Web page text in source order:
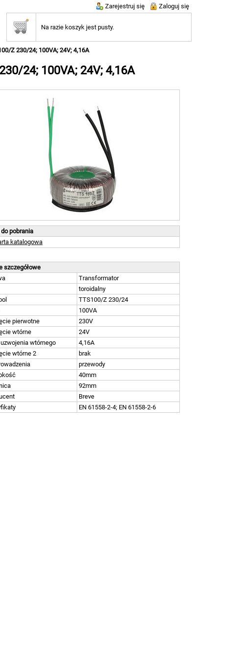
Zarejestruj się Zaloguj się
Na razie koszyk jest pusty.
Z 230/24; 100VA; 24V; 4,16A
24; 100VA; 24V; 4,16A
pobrania
katalogowa
szczegółowe
Transformator
toroidalny
TTS100/Z 230/24
100VA
pierwotne
230V
wtórne
24V
uzwojenia wtórnego
4,16A
wtórne 2
brak
przewody
40mm
92mm
Breve
EN 61558-2-4; EN 61558-2-6